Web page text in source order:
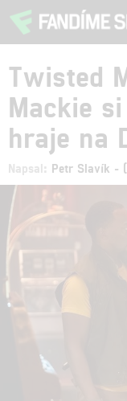
Twisted
Mackie
hraje na
Napsal: Petr Slavík -